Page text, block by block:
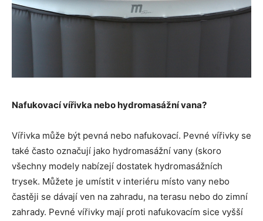
Nafukovací vířivka nebo hydromasážní vana?
Vířivka může být pevná nebo nafukovací. Pevné vířivky se
také často označují jako hydromasážní vany (skoro
všechny modely nabízejí dostatek hydromasážních
trysek. Můžete je umístit v interiéru místo vany nebo
častěji se dávají ven na zahradu, na terasu nebo do zimní
zahrady. Pevné vířivky mají proti nafukovacím sice vyšší